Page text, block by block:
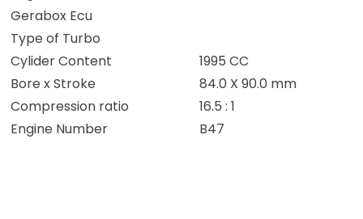
Gerabox Ecu
Type of Turbo
Cylider Content
1995 CC
Bore x Stroke
84.0 X 90.0 mm
Compression ratio
16.5 : 1
Engine Number
B47